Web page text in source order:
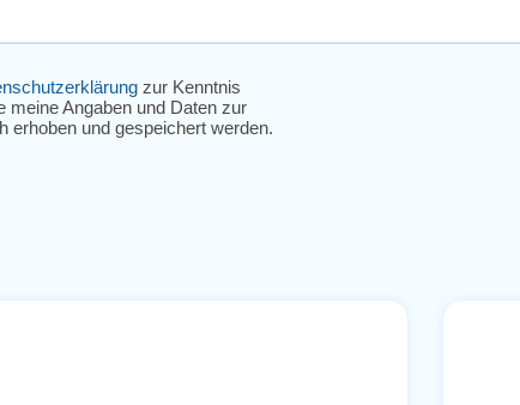
zur Kenntnis
Angaben und Daten zur
erhoben und gespeichert werden.